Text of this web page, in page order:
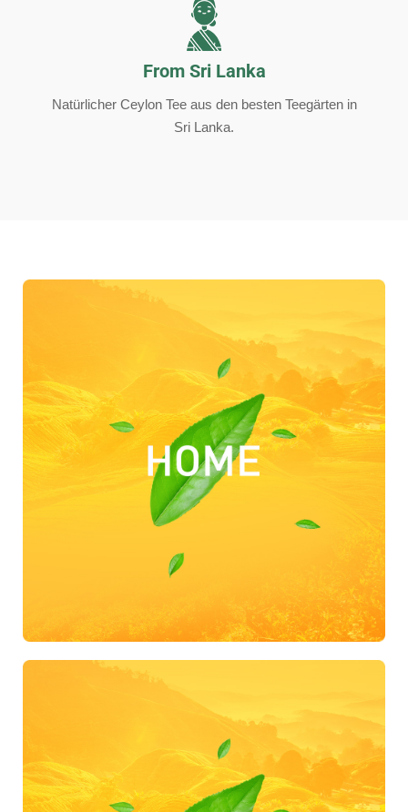
From Sri Lanka
Natürlicher Ceylon Tee aus den besten Teegärten in
Sri Lanka.